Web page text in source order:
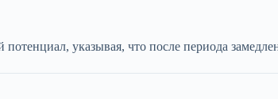
указывая, что после периода